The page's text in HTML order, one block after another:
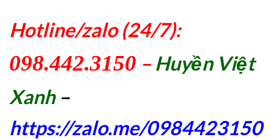
Hotline/zalo (24/7):
098.442.3150 –Huyền Việt
Xanh –
https://zalo.me/0984423150